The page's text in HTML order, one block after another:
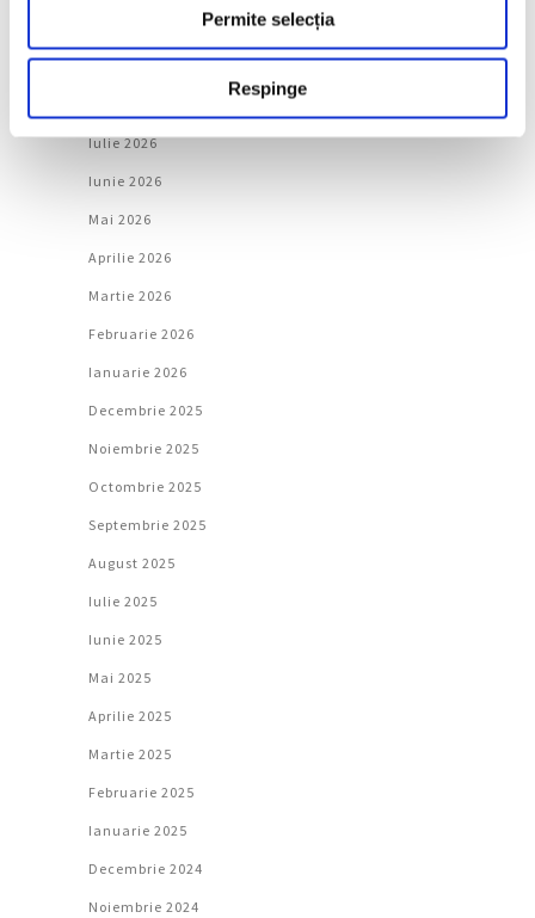
Permite selecția
Respinge
Arhivă
Iulie 2026
Iunie 2026
Mai 2026
Aprilie 2026
Martie 2026
Februarie 2026
Ianuarie 2026
Decembrie 2025
Noiembrie 2025
Octombrie 2025
Septembrie 2025
August 2025
Iulie 2025
Iunie 2025
Mai 2025
Aprilie 2025
Martie 2025
Februarie 2025
Ianuarie 2025
Decembrie 2024
Noiembrie 2024